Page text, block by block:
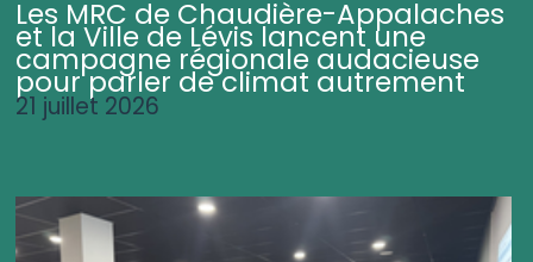
Les MRC de Chaudière-Appalaches
et la Ville de Lévis lancent une
campagne régionale audacieuse
pour parler de climat autrement
21 juillet 2026